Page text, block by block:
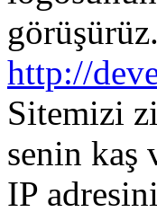
görüşürüz.
http://
Sitemizi
senin kaş
IP